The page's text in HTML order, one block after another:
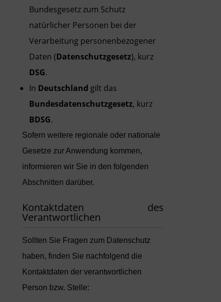
Bundesgesetz zum Schutz
natürlicher Personen bei der
Verarbeitung personenbezogener
Daten (Datenschutzgesetz), kurz
DSG.
In Deutschland gilt das
Bundesdatenschutzgesetz, kurz
BDSG.
Sofern weitere regionale oder nationale
Gesetze zur Anwendung kommen,
informieren wir Sie in den folgenden
Abschnitten darüber.
Kontaktdaten des
Verantwortlichen
Sollten Sie Fragen zum Datenschutz
haben, finden Sie nachfolgend die
Kontaktdaten der verantwortlichen
Person bzw. Stelle: